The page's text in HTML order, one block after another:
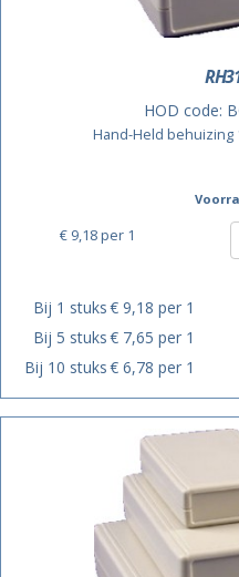
HOD code:
Hand-Held behuizing
€ 9,18per 1
Bij 1 stuks€ 9,18 per 1
Bij 5 stuks€ 7,65 per 1
Bij 10 stuks€ 6,78 per 1